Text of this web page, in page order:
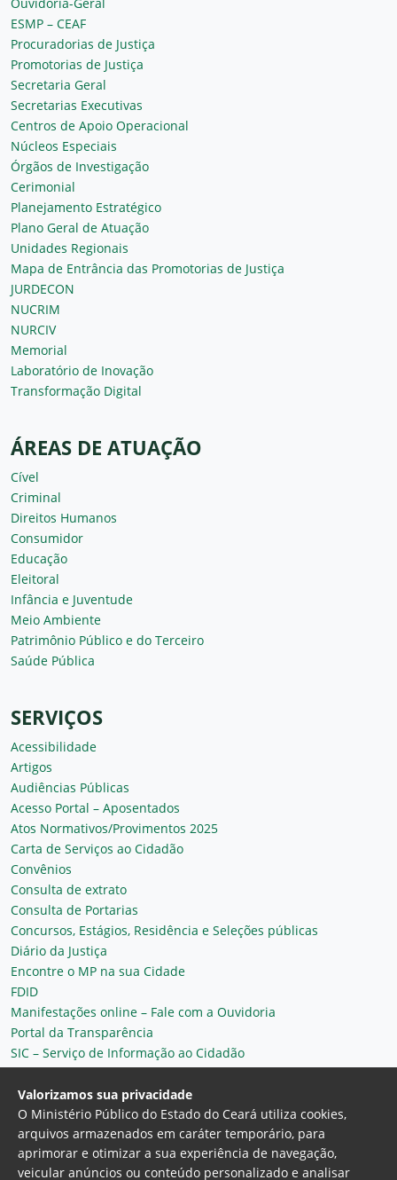
ESMP – CEAF
Procuradorias de Justiça
Promotorias de Justiça
Secretaria Geral
Secretarias Executivas
Centros de Apoio Operacional
Núcleos Especiais
Órgãos de Investigação
Cerimonial
Planejamento Estratégico
Plano Geral de Atuação
Unidades Regionais
Mapa de Entrância das Promotorias de Justiça
JURDECON
NUCRIM
NURCIV
Memorial
Laboratório de Inovação
Transformação Digital
ÁREAS DE ATUAÇÃO
Cível
Criminal
Direitos Humanos
Consumidor
Educação
Eleitoral
Infância e Juventude
Meio Ambiente
Patrimônio Público e do Terceiro
Saúde Pública
SERVIÇOS
Acessibilidade
Artigos
Audiências Públicas
Acesso Portal – Aposentados
Atos Normativos/Provimentos 2025
Carta de Serviços ao Cidadão
Convênios
Consulta de extrato
Consulta de Portarias
Concursos, Estágios, Residência e Seleções públicas
Diário da Justiça
Encontre o MP na sua Cidade
FDID
Manifestações online – Fale com a Ouvidoria
Portal da Transparência
SIC – Serviço de Informação ao Cidadão
Plantão MP do Ceará
Secretaria Geral
Valorizamos sua privacidade
O Ministério Público do Estado do Ceará utiliza cookies,
arquivos armazenados em caráter temporário, para
aprimorar e otimizar a sua experiência de navegação,
veicular anúncios ou conteúdo personalizado e analisar